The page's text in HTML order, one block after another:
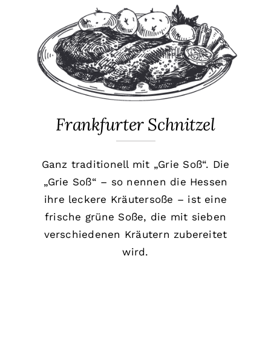
Frankfurter Schnitzel
Ganz traditionell mit „Grie Soß“. Die
„Grie Soß“ – so nennen die Hessen
ihre leckere Kräutersoße – ist eine
frische grüne Soße, die mit sieben
verschiedenen Kräutern zubereitet
wird.